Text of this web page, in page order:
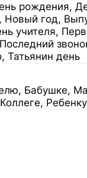
рождения,
Новый год,
учителя,
Татьянин день
Бабушке,
Ребенку